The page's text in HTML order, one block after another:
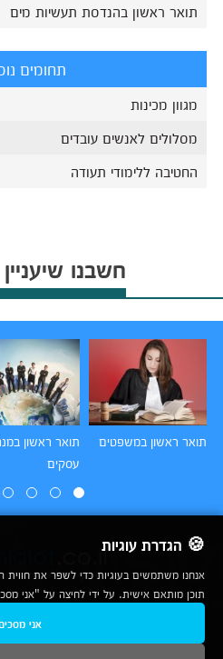
תואר ראשון בהנדסת תעשיות מים
תחומים
מגוון מכינות
מסלולים לאנשים עובדים
החטיבה ללימודי תעודה
חשבנו
תואר ראשון במשפטים
תואר ראשון
עסקים
© כל הזכויות שמורות לחברת נרד אונליין בע"מ | מכללות
🍪 הגדרת עוגיות
אנחנו משתמשים בעוגיות כדי לשפר את
תוכן מותאם אישית. על ידי לחיצה על "אני
אני